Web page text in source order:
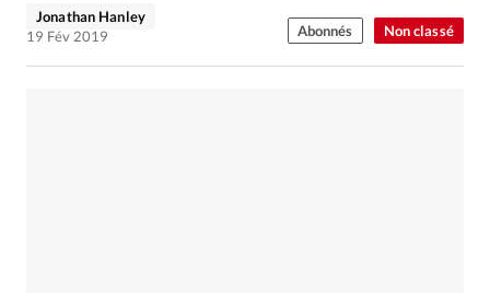
Non classé
Jonathan Hanley
19 Fév 2019
Abonnés